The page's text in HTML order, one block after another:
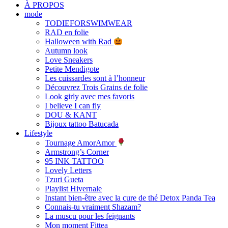
À PROPOS
mode
TODIEFORSWIMWEAR
RAD en folie
Halloween with Rad
Autumn look
Love Sneakers
Petite Mendigote
Les cuissardes sont à l’honneur
Découvrez Trois Grains de folie
Look girly avec mes favoris
I believe I can fly
DOU & KANT
Bijoux tattoo Batucada
Lifestyle
Tournage AmorAmor
Armstrong’s Corner
95 INK TATTOO
Lovely Letters
Tzuri Gueta
Playlist Hivernale
Instant bien-être avec la cure de thé Detox Panda Tea
Connais-tu vraiment Shazam?
La muscu pour les feignants
Mon moment Fittea